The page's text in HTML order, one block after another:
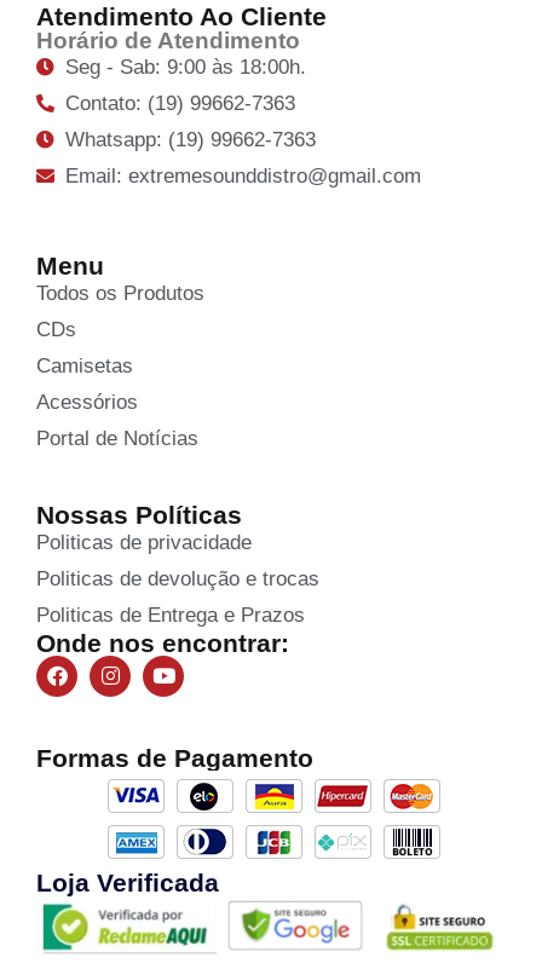
Atendimento Ao Cliente
Horário de Atendimento
Seg - Sab: 9:00 às 18:00h.
Contato: (19) 99662-7363
Whatsapp: (19) 99662-7363
Email: extremesounddistro@gmail.com
Menu
Todos os Produtos
CDs
Camisetas
Acessórios
Portal de Notícias
Nossas Políticas
Politicas de privacidade
Politicas de devolução e trocas
Politicas de Entrega e Prazos
Onde nos encontrar:
Formas de Pagamento
Loja Verificada